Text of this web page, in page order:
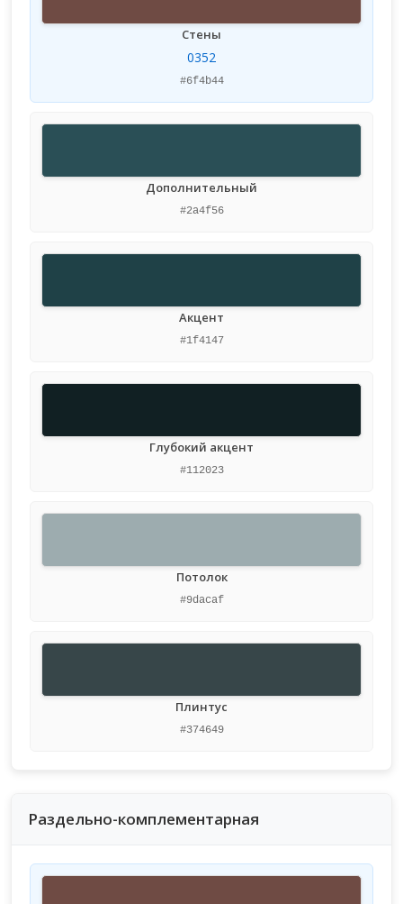
Стены
0352
#6f4b44
Дополнительный
#2a4f56
Акцент
#1f4147
Глубокий акцент
#112023
Потолок
#9dacaf
Плинтус
#374649
Раздельно-комплементарная